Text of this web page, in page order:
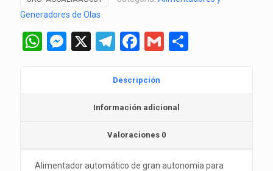
Generadores de Olas
WhatsApp
Messenger
X Telegram
Facebook
Gmail
Descripción
Información adicional
Valoraciones 0
Alimentador automático de gran autonomía para